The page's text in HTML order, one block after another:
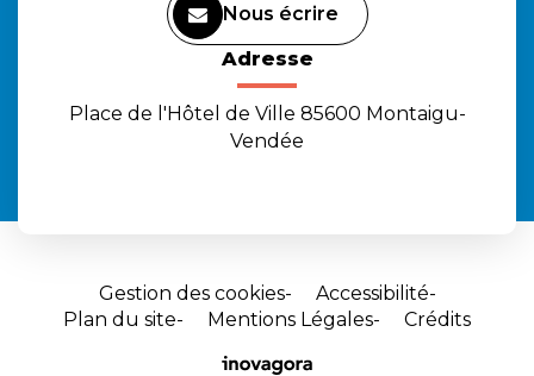
Nous écrire
Adresse
Place de l'Hôtel de Ville 85600 Montaigu-
Vendée
Gestion des cookies
Accessibilité
Plan du site
Mentions Légales
Crédits
Site